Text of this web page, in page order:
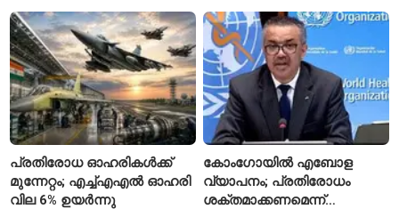
പരിഹാസവിഷയം
പ്രതിരോധ ഓഹരികൾക്ക്
മുന്നേറ്റം; എച്ച്എഎൽ ഓഹരി
വില 6% ഉയർന്നു
കോംഗോയിൽ എബോള
വ്യാപനം; പ്രതിരോധം
ശക്തമാക്കണമെന്ന്